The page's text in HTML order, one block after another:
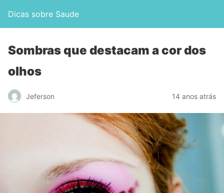
Dicas sobre Saude
Sombras que destacam a cor dos
olhos
Jeferson 14 anos atrás